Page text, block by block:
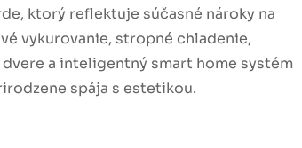
ktorý reflektuje súčasné nároky na
vykurovanie, stropné chladenie,
a inteligentný smart home systém
spája s estetikou.